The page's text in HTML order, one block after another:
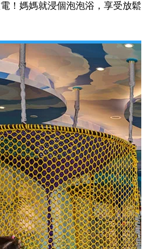
！媽媽就浸個泡泡浴，享受放鬆